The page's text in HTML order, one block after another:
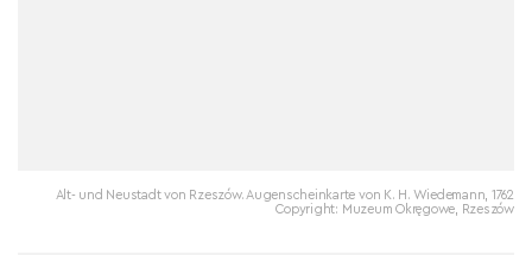
Alt- und Neustadt von Rzeszów. Augenscheinkarte von K. H. Wiedemann, 1762
Copyright: Muzeum Okręgowe, Rzeszów